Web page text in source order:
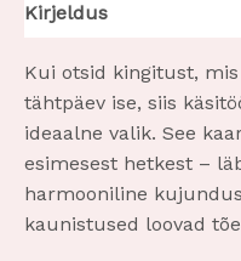
Kirjeldus
Kui otsid kingitust,
tähtpäev ise, siis
ideaalne valik. See
esimesest hetkest –
harmooniline
kaunistused loovad